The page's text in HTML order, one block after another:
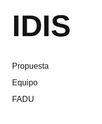
IDIS
Propuesta
Equipo
FADU